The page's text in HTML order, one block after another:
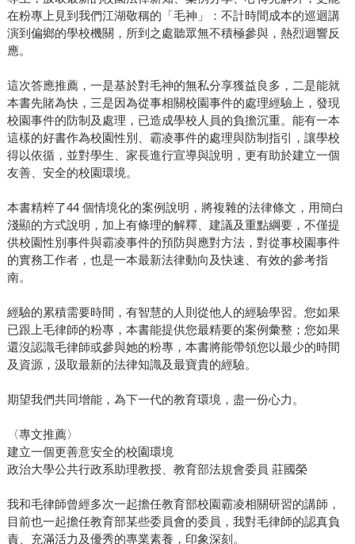
在粉專上見到我們江湖敬稱的「毛神」：不計時間成本的巡迴講
演到偏鄉的學校機關，所到之處聽眾無不積極參與，熱烈迴響反
應。
這次答應推薦，一是基於對毛神的無私分享獲益良多，二是能就
本書先賭為快，三是因為從事相關校園事件的處理經驗上，發現
校園事件的防制及處理，已造成學校人員的負擔沉重。能有一本
這樣的好書作為校園性別、霸凌事件的處理與防制指引，讓學校
得以依循，並對學生、家長進行宣導與說明，更有助於建立一個
友善、安全的校園環境。
本書精粹了44 個情境化的案例說明，將複雜的法律條文，用簡白
淺顯的方式說明，加上有條理的解釋、建議及重點綱要，不僅提
供校園性別事件與霸凌事件的預防與應對方法，對從事校園事件
的實務工作者，也是一本最新法律動向及快速、有效的參考指
南。
經驗的累積需要時間，有智慧的人則從他人的經驗學習。您如果
已跟上毛律師的粉專，本書能提供您最精要的案例彙整；您如果
還沒認識毛律師或參與她的粉專，本書將能帶領您以最少的時間
及資源，汲取最新的法律知識及最寶貴的經驗。
期望我們共同增能，為下一代的教育環境，盡一份心力。
〈專文推薦〉
建立一個更善意安全的校園環境
政治大學公共行政系助理教授、教育部法規會委員 莊國榮
我和毛律師曾經多次一起擔任教育部校園霸凌相關研習的講師，
目前也一起擔任教育部某些委員會的委員，我對毛律師的認真負
責、充滿活力及優秀的專業素養，印象深刻。